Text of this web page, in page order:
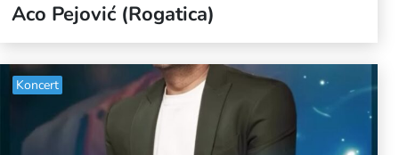
Aco Pejović (Rogatica)
Koncert